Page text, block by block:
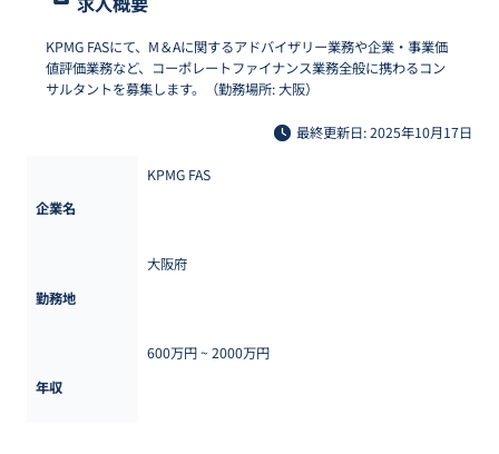
KPMG FASにて、M＆Aに関するアドバイザリー業務や企業・事業価
値評価業務など、コーポレートファイナンス業務全般に携わるコン
サルタントを募集します。（勤務場所: 大阪）
最終更新日: 2025年10月17日
企業名
KPMG FAS
勤務地
大阪府
年収
600万円 ~ 2000万円